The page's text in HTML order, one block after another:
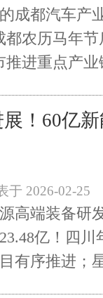
成都汽车产
都农历马年
推进重点产
！60亿
于 2026-02-25
高端装备研
亿！四
有序推进；